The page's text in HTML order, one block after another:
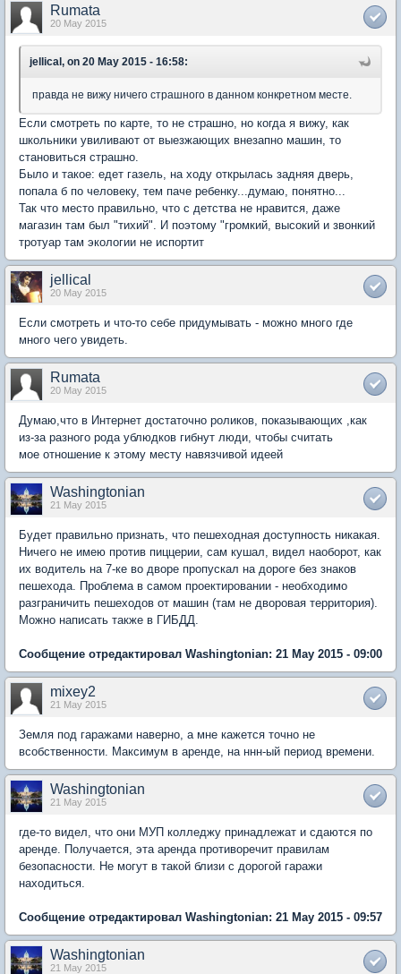
Rumata
20 May 2015
jellical, on 20 May 2015 - 16:58:
правда не вижу ничего страшного в данном конкретном месте.
Если смотреть по карте, то не страшно, но когда я вижу, как
школьники увиливают от выезжающих внезапно машин, то
становиться страшно.
Было и такое: едет газель, на ходу открылась задняя дверь,
попала б по человеку, тем паче ребенку...думаю, понятно...
Так что место правильно, что с детства не нравится, даже
магазин там был "тихий". И поэтому "громкий, высокий и звонкий
тротуар там экологии не испортит
jellical
20 May 2015
Если смотреть и что-то себе придумывать - можно много где
много чего увидеть.
Rumata
20 May 2015
Думаю,что в Интернет достаточно роликов, показывающих ,как
из-за разного рода ублюдков гибнут люди, чтобы считать
мое отношение к этому месту навязчивой идеей
Washingtonian
21 May 2015
Будет правильно признать, что пешеходная доступность никакая.
Ничего не имею против пиццерии, сам кушал, видел наоборот, как
их водитель на 7-ке во дворе пропускал на дороге без знаков
пешехода. Проблема в самом проектировании - необходимо
разграничить пешеходов от машин (там не дворовая территория).
Можно написать также в ГИБДД.
Сообщение отредактировал Washingtonian: 21 May 2015 - 09:00
mixey2
21 May 2015
Земля под гаражами наверно, а мне кажется точно не
всобственности. Максимум в аренде, на ннн-ый период времени.
Washingtonian
21 May 2015
где-то видел, что они МУП колледжу принадлежат и сдаются по
аренде. Получается, эта аренда противоречит правилам
безопасности. Не могут в такой близи с дорогой гаражи
находиться.
Сообщение отредактировал Washingtonian: 21 May 2015 - 09:57
Washingtonian
21 May 2015